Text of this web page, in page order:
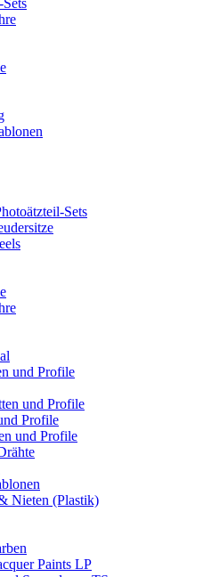
Sets
und Profile
und Profile
Profile
und Profile
Nieten (Plastik)
Paints LP